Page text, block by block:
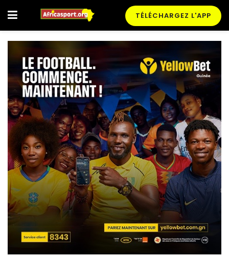
TÉLÉCHARGEZ L'APP